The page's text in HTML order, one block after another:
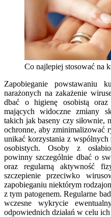
Co najlepiej stosować na
Zapobieganie powstawaniu
narażonych na zakażenie
dbać o higienę osobistą
mających widoczne zmiany
takich jak baseny czy siłownie,
ochronne, aby zminimalizować
unikać korzystania z
osobistych. Osoby z
powinny szczególnie dbać o
oraz regularną aktywność
szczepienie przeciwko
zapobieganiu niektórym
z tym patogenem. Regularne
wczesne wykrycie
odpowiednich działań w celu